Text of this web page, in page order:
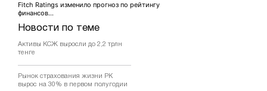
Новости по теме
Активы КСЖ выросли до 2,2 трлн
тенге
Рынок страхования жизни РК
вырос на 30% в первом полугодии
Fitch Ratings изменило прогноз по рейтингу
финансов...